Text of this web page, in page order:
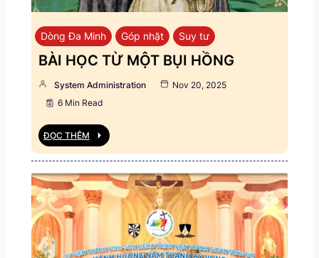
Dòng Đa Minh Góp nhặt Suy tư
BÀI HỌC TỪ MỘT BỤI HỒNG
System Administration
Nov 20, 2025
6 Min Read
ĐỌC THÊM